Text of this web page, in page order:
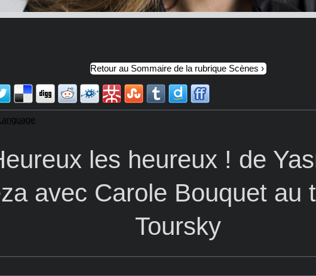
Retour au Sommaire de la rubrique Scènes
les heureux ! de
avec Carole Bouquet au
Toursky